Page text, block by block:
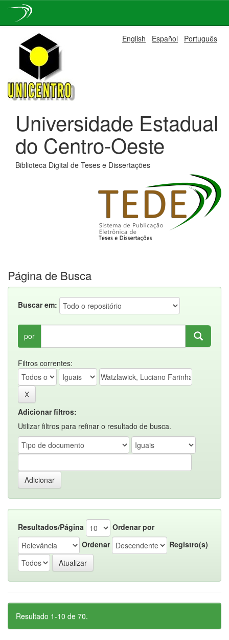
navigation
English Español Português
Universidade Estadual
do Centro-Oeste
Biblioteca Digital de Teses e Dissertações
Página de Busca
Buscar em:
por
Filtros correntes:
Adicionar filtros:
Utilizar filtros para refinar o resultado de busca.
Resultados/Página
Ordenar por
Ordenar
Registro(s)
Resultado 1-10 de 70.